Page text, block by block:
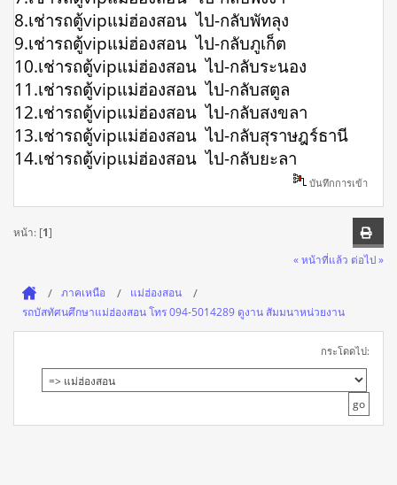
8.เช่ารถตู้vipแม่ฮ่องสอน ไป-กลับพัทลุง
9.เช่ารถตู้vipแม่ฮ่องสอน ไป-กลับภูเก็ต
10.เช่ารถตู้vipแม่ฮ่องสอน ไป-กลับระนอง
11.เช่ารถตู้vipแม่ฮ่องสอน ไป-กลับสตูล
12.เช่ารถตู้vipแม่ฮ่องสอน ไป-กลับสงขลา
13.เช่ารถตู้vipแม่ฮ่องสอน ไป-กลับสุราษฎร์ธานี
14.เช่ารถตู้vipแม่ฮ่องสอน ไป-กลับยะลา
บันทึกการเข้า
หน้า: [1]
« หน้าที่แล้ว ต่อไป »
ภาคเหนือ
แม่ฮ่องสอน
รถบัสทัศนศึกษาแม่ฮ่องสอน โทร 094-5014289 ดูงาน สัมมนาหน่วยงาน
กระโดดไป: